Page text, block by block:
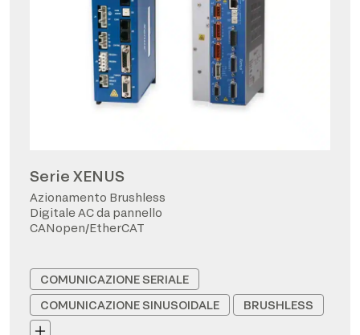
Serie XENUS
Azionamento Brushless
Digitale AC da pannello
CANopen/EtherCAT
COMUNICAZIONE SERIALE
COMUNICAZIONE SINUSOIDALE
BRUSHLESS